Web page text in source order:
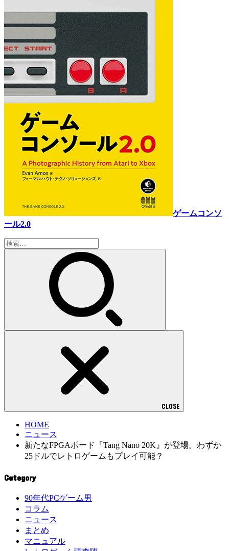
ゲームコンソ
ール2.0
検
索:
CLOSE
HOME
ニュース
新たなFPGAボード『Tang Nano 20K』が登場。わずか
25ドルでレトロゲームもプレイ可能？
Category
90年代PCゲーム男
コラム
ニュース
まとめ
マニュアル